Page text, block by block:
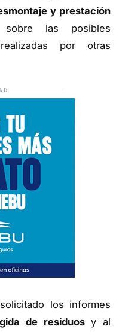
y prestación
las posibles
por otras
los informes
de residuosy al